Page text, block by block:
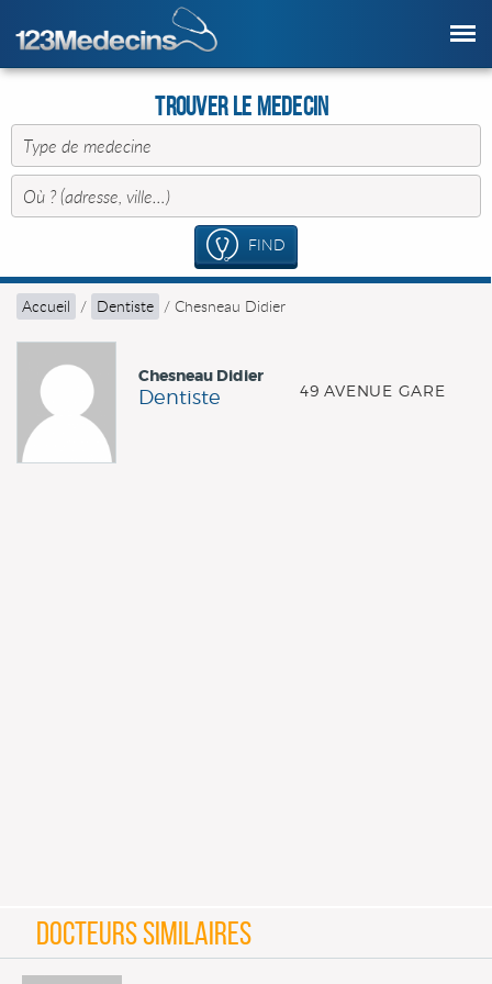
Trouver le Medecin
FIND
Accueil / Dentiste / Chesneau Didier
Chesneau Didier
Dentiste 49 AVENUE GARE
DOCTEURS SIMILAIRES